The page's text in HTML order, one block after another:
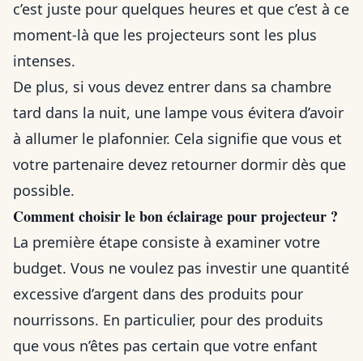
c’est juste pour quelques heures et que c’est à ce
moment-là que les projecteurs sont les plus
intenses.
De plus, si vous devez entrer dans sa chambre
tard dans la nuit, une lampe vous évitera d’avoir
à allumer le plafonnier. Cela signifie que vous et
votre partenaire devez retourner dormir dès que
possible.
Comment choisir le bon éclairage pour projecteur ?
La première étape consiste à examiner votre
budget. Vous ne voulez pas investir une quantité
excessive d’argent dans des produits pour
nourrissons. En particulier, pour des produits
que vous n’êtes pas certain que votre enfant